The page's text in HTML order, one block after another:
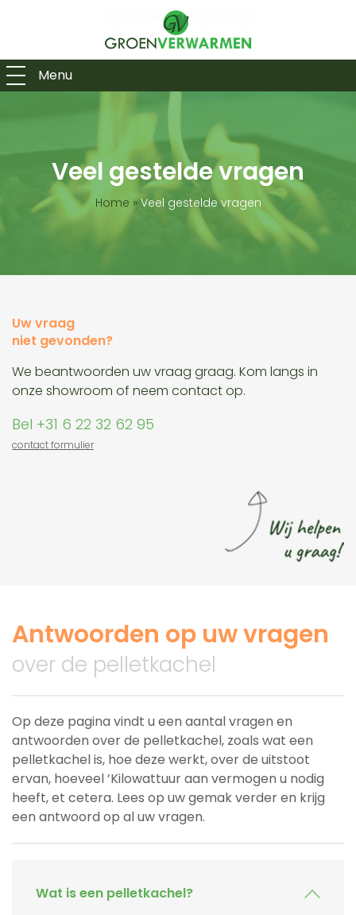
Menu
Veel gestelde vragen
Home »Veel gestelde vragen
Uw vraag
niet gevonden?
We beantwoorden uw vraag graag. Kom langs in
onze showroom of neem contact op.
Bel +31 6 22 32 62 95
contact formulier
Antwoorden op uw vragen
over de pelletkachel
Op deze pagina vindt u een aantal vragen en
antwoorden over de pelletkachel, zoals wat een
pelletkachel is, hoe deze werkt, over de uitstoot
ervan, hoeveel ’Kilowattuur aan vermogen u nodig
heeft, et cetera. Lees op uw gemak verder en krijg
een antwoord op al uw vragen.
Wat is een pelletkachel?